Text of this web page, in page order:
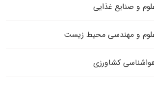
و صنایع غذایی
و مهندسی محیط زیست
کشاورزی